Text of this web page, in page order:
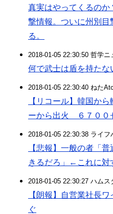
真実はやってくるのか
撃情報。ついに州別
る。
2018-01-05 22:30:50 哲学ニ
何で武士は盾を持たな
2018-01-05 22:30:40 ねた
【リコール】韓国か
ーから出火 ６７００
2018-01-05 22:30:38 ライ
【悲報】一般の者「
きるだろ」←これに対
2018-01-05 22:30:27 ハムス
【朗報】自営業社長
ぐ